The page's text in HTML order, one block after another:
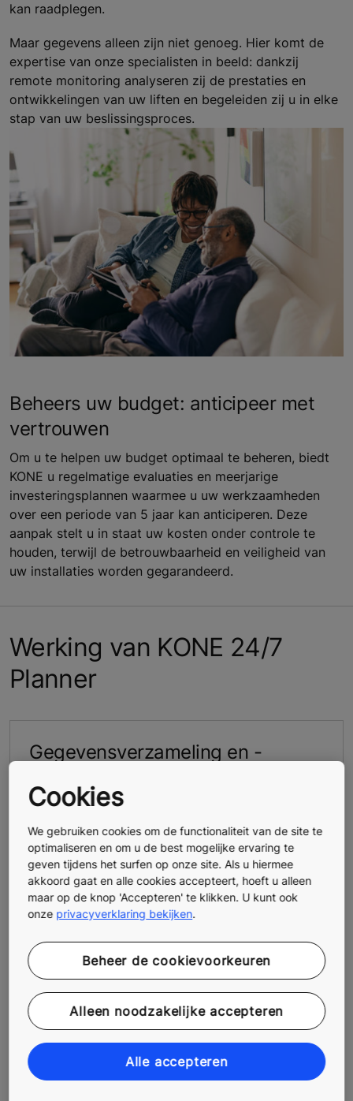
kan raadplegen.
Maar gegevens alleen zijn niet genoeg. Hier komt de
expertise van onze specialisten in beeld: dankzij
remote monitoring analyseren zij de prestaties en
ontwikkelingen van uw liften en begeleiden zij u in elke
stap van uw beslissingsproces.
Beheers uw budget: anticipeer met
vertrouwen
Om u te helpen uw budget optimaal te beheren, biedt
KONE u regelmatige evaluaties en meerjarige
investeringsplannen waarmee u uw werkzaamheden
over een periode van 5 jaar kan anticiperen. Deze
aanpak stelt u in staat uw kosten onder controle te
houden, terwijl de betrouwbaarheid en veiligheid van
uw installaties worden gegarandeerd.
Werking van KONE 24/7
Planner
Gegevensverzameling en -
Dankzij artificiële intelligentie bewaakt KONE
24/7 Planner continu de essentiële gegevens van
uw installaties, zoals de slijtage van onderdelen
en verkeersstromen. Deze realtime
gegevensverzameling garandeert optimale
nauwkeurigheid en een diepgaand inzicht in de
toestand van uw liften.
Cookies
We gebruiken cookies om de functionaliteit van de site te
optimaliseren en om u de best mogelijke ervaring te
geven tijdens het surfen op onze site. Als u hiermee
akkoord gaat en alle cookies accepteert, hoeft u alleen
maar op de knop 'Accepteren' te klikken. U kunt ook
onze privacyverklaring bekijken.
Beheer de cookievoorkeuren
Alleen noodzakelijke accepteren
Alle accepteren